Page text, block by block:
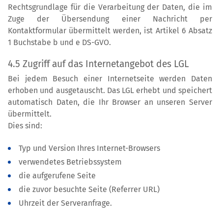
Rechtsgrundlage für die Verarbeitung der Daten, die im
Zuge der Übersendung einer Nachricht per
Kontaktformular übermittelt werden, ist Artikel 6 Absatz
1 Buchstabe b und e DS-GVO.
4.5 Zugriff auf das Internetangebot des LGL
Bei jedem Besuch einer Internetseite werden Daten
erhoben und ausgetauscht. Das LGL erhebt und speichert
automatisch Daten, die Ihr Browser an unseren Server
übermittelt.
Dies sind:
Typ und Version Ihres Internet-Browsers
verwendetes Betriebssystem
die aufgerufene Seite
die zuvor besuchte Seite (Referrer URL)
Uhrzeit der Serveranfrage.